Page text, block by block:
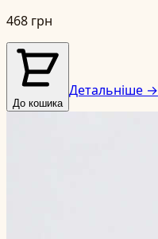
468 грн
До кошика
Детальніше →